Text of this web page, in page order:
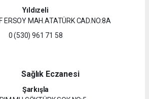
Yıldızeli
ERSOY MAH.ATATÜRK CAD.NO:8A
0 (530) 961 71 58
Sağlık Eczanesi
Şarkışla